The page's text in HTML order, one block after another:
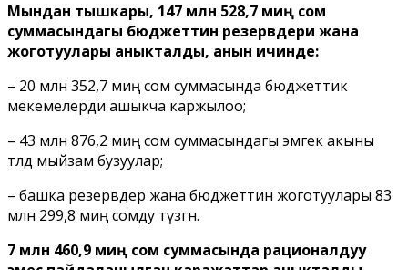
Мындан тышкары, 147 млн 528,7 миң сом
суммасындагы бюджеттин резервдери жана
жоготуулары аныкталды, анын ичинде:
– 20 млн 352,7 миң сом суммасында бюджеттик
мекемелерди ашыкча каржылоо;
– 43 млн 876,2 миң сом суммасындагы эмгек акыны
төлөөдө мыйзам бузуулар;
– башка резервдер жана бюджеттин жоготуулары 83
млн 299,8 миң сомду түзгөн.
7 млн 460,9 миң сом суммасында рационалдуу